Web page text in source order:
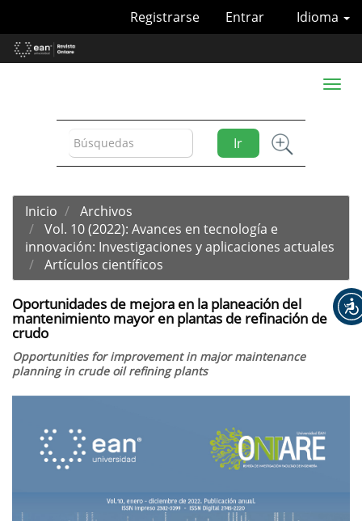
Contenido
principal
Idioma
Registrarse Entrar
Ir
Toggle
Inicio
Archivos
Vol. 10 (2022): Avances en tecnología e
innovación: Investigaciones y aplicaciones actuales
Artículos científicos
Oportunidades de mejora en la planeación del
mantenimiento mayor en plantas de refinación de
crudo
Opportunities for improvement in major maintenance
planning in crude oil refining plants
Barra
lateral
del